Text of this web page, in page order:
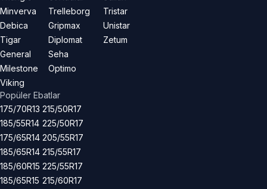
Minverva
Debica
Tigar
General
Milestone
Viking
Trelleborg
Gripmax
Diplomat
Seha
Optimo
Tristar
Unistar
Zetum
Popüler Ebatlar
175/70R13
185/55R14
175/65R14
185/65R14
185/60R15
185/65R15
215/50R17
225/50R17
205/55R17
215/55R17
225/55R17
215/60R17